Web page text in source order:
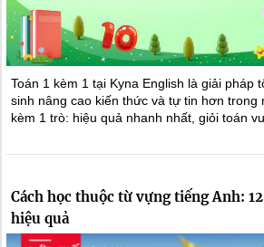
Toán 1 kèm 1 tại Kyna English là giải pháp
sinh nâng cao kiến thức và tự tin hơn trong
kèm 1 trò: hiệu quả nhanh nhất, giỏi toán
Cách học thuộc từ vựng tiếng Anh:
hiệu quả